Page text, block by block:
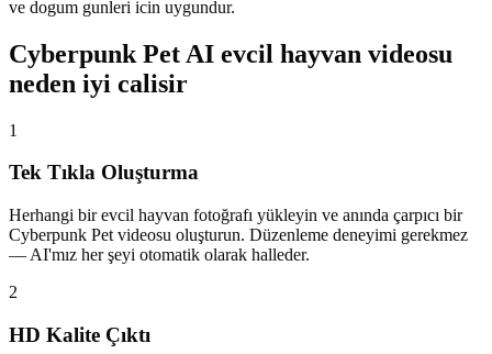
ve dogum gunleri icin uygundur.
Cyberpunk Pet AI evcil hayvan videosu
neden iyi calisir
1
Tek Tıkla Oluşturma
Herhangi bir evcil hayvan fotoğrafı yükleyin ve anında çarpıcı bir
Cyberpunk Pet videosu oluşturun. Düzenleme deneyimi gerekmez
— AI'mız her şeyi otomatik olarak halleder.
2
HD Kalite Çıktı